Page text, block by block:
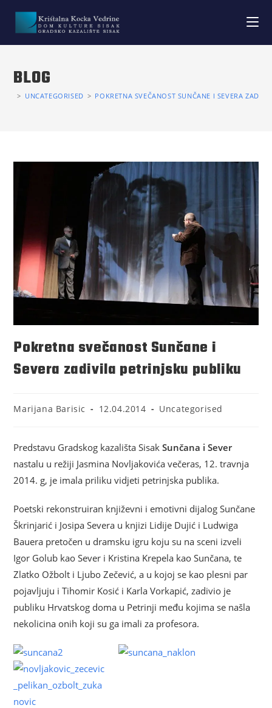
BLOG
> UNCATEGORISED > POKRETNA SVEČANOST SUNČANE I SEVERA
Pokretna svečanost Sunčane i
Severa zadivila petrinjsku publiku
Marijana Barisic 12.04.2014 Uncategorised
Predstavu Gradskog kazališta SisakSunčana i Sever
nastalu u režiji Jasmina Novljakovića večeras, 12. travnja
2014. g, je imala priliku vidjeti petrinjska publika.
Poetski rekonstruiran književni i emotivni dijalog Sunčane
Škrinjarić i Josipa Severa u knjizi Lidije Dujić i Ludwiga
Bauera pretočen u dramsku igru koju su na sceni izveli
Igor Golub kao Sever i Kristina Krepela kao Sunčana, te
Zlatko Ožbolt i Ljubo Zečević, a u kojoj se kao plesni par
pojavljuju i Tihomir Kosić i Karla Vorkapić, zadivio je
publiku Hrvatskog doma u Petrinji među kojima se našla
nekolicina onih koji su ga imali za profesora.